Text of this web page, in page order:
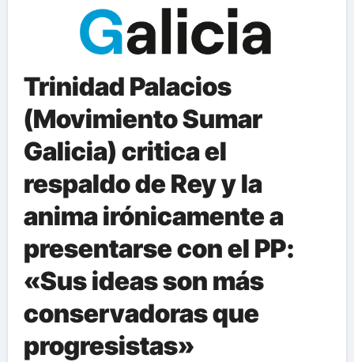
Trinidad Palacios
(Movimiento Sumar
Galicia) critica el
respaldo de Rey y la
anima irónicamente a
presentarse con el PP:
«Sus ideas son más
conservadoras que
progresistas»